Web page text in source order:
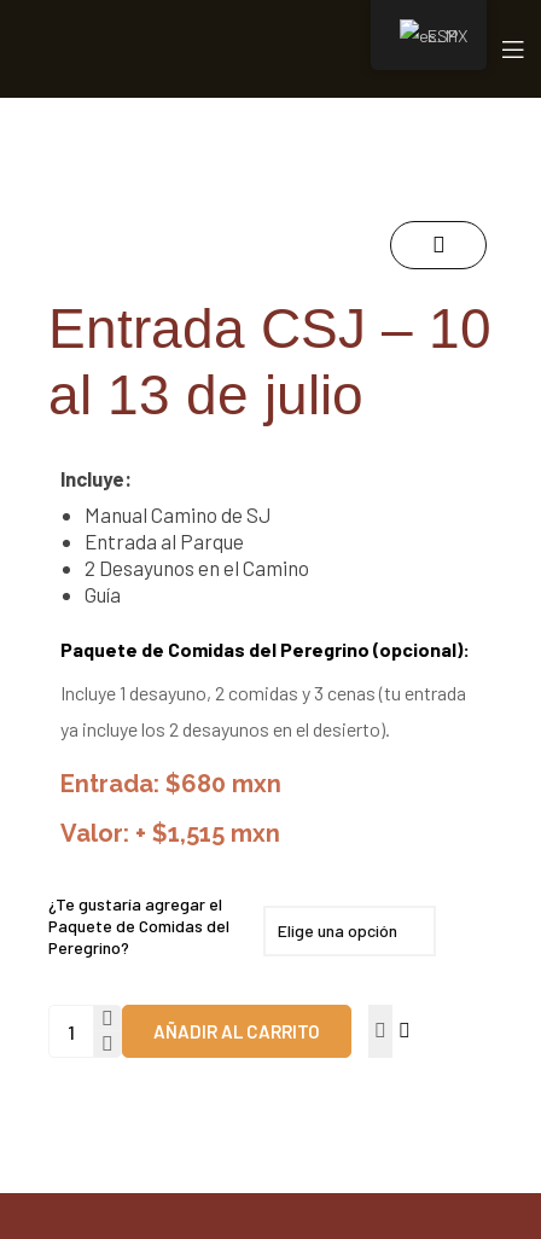
Entrada CSJ – 10
al 13 de julio
Incluye:
Manual Camino de SJ
Entrada al Parque
2 Desayunos en el Camino
Guía
Paquete de Comidas del Peregrino (opcional):
Incluye 1 desayuno, 2 comidas y 3 cenas (tu entrada
ya incluye los 2 desayunos en el desierto).
Entrada: $680 mxn
Valor: + $1,515 mxn
¿Te gustaría agregar el
Paquete de Comidas del
Peregrino?
AÑADIR AL CARRITO
ESP